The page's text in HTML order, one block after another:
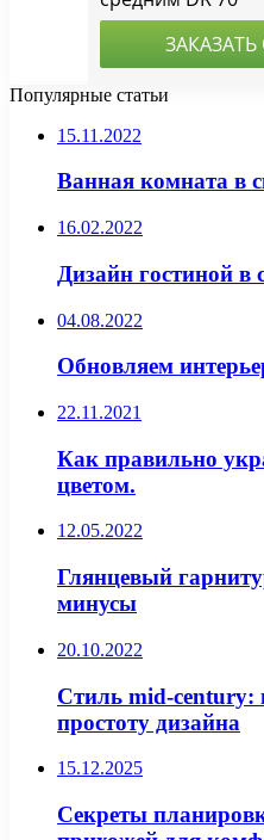
Популярные статьи
15.11.2022
Ванная комната в
16.02.2022
Дизайн гостиной в
04.08.2022
Обновляем
22.11.2021
Как правильно
цветом.
12.05.2022
Глянцевый
минусы
20.10.2022
Стиль mid-century:
простоту дизайна
15.12.2025
Секреты